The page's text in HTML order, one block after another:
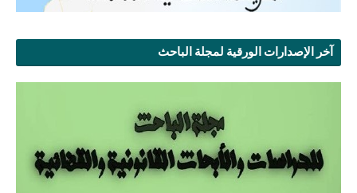
آخر الإصدارات الورقية لمجلة الباحث